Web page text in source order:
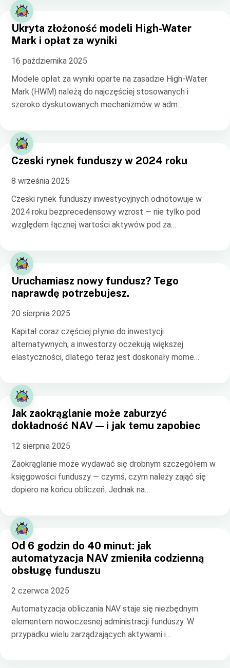
Ukryta złożoność modeli High-Water
Mark i opłat za wyniki
16 października 2025
Modele opłat za wyniki oparte na zasadzie High-Water
Mark (HWM) należą do najczęściej stosowanych i
szeroko dyskutowanych mechanizmów w adm…
Czeski rynek funduszy w 2024 roku
8 września 2025
Czeski rynek funduszy inwestycyjnych odnotowuje w
2024 roku bezprecedensowy wzrost — nie tylko pod
względem łącznej wartości aktywów pod za…
Uruchamiasz nowy fundusz? Tego
naprawdę potrzebujesz.
20 sierpnia 2025
Kapitał coraz częściej płynie do inwestycji
alternatywnych, a inwestorzy oczekują większej
elastyczności, dlatego teraz jest doskonały mome…
Jak zaokrąglanie może zaburzyć
dokładność NAV — i jak temu zapobiec
12 sierpnia 2025
Zaokrąglanie może wydawać się drobnym szczegółem w
księgowości funduszy — czymś, czym należy zająć się
dopiero na końcu obliczeń. Jednak na…
Od 6 godzin do 40 minut: jak
automatyzacja NAV zmieniła codzienną
obsługę funduszu
2 czerwca 2025
Automatyzacja obliczania NAV staje się niezbędnym
elementem nowoczesnej administracji funduszy. W
przypadku wielu zarządzających aktywami i…